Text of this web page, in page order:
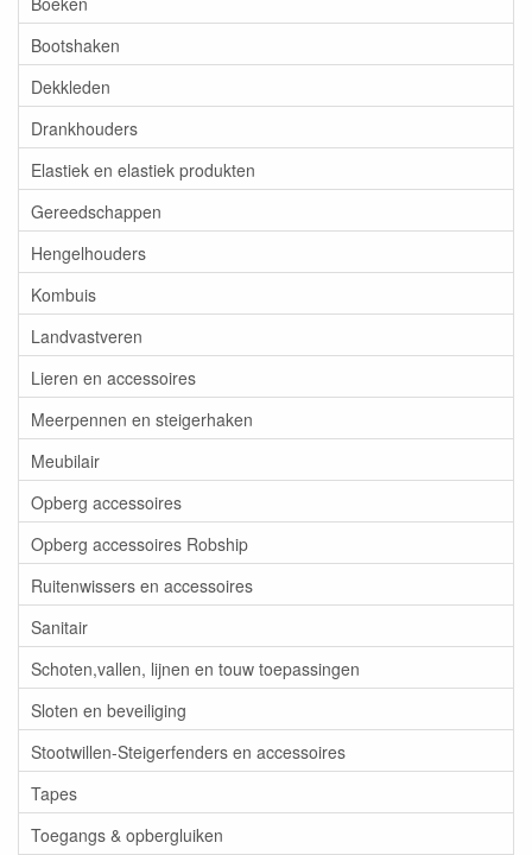
Bootshaken
Dekkleden
Drankhouders
Elastiek en elastiek produkten
Gereedschappen
Hengelhouders
Kombuis
Landvastveren
Lieren en accessoires
Meerpennen en steigerhaken
Meubilair
Opberg accessoires
Opberg accessoires Robship
Ruitenwissers en accessoires
Sanitair
Schoten,vallen, lijnen en touw toepassingen
Sloten en beveiliging
Stootwillen-Steigerfenders en accessoires
Tapes
Toegangs & opbergluiken